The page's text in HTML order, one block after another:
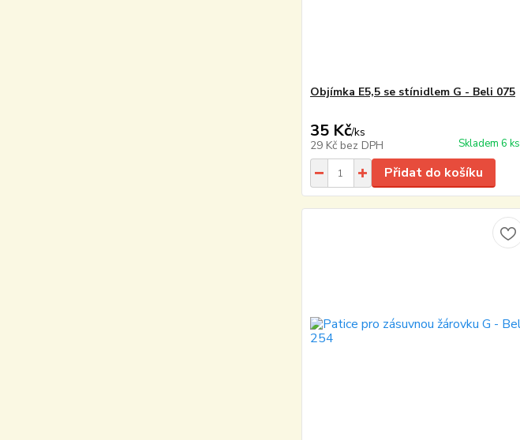
Objímka E5,5 se stínidlem G - Beli 075
35 Kč/ks
29 Kč bez DPH Skladem 6 ks
Přidat do košíku